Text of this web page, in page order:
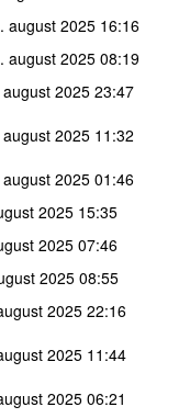
august 2025 16:16
august 202508:19
202523:47
2025 11:32
202501:46
2025 15:35
2025 07:46
202508:55
2025 22:16
2025 11:44
2025 06:21